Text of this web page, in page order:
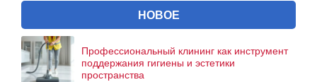
НОВОЕ
Профессиональный клининг как инструмент
поддержания гигиены и эстетики
пространства